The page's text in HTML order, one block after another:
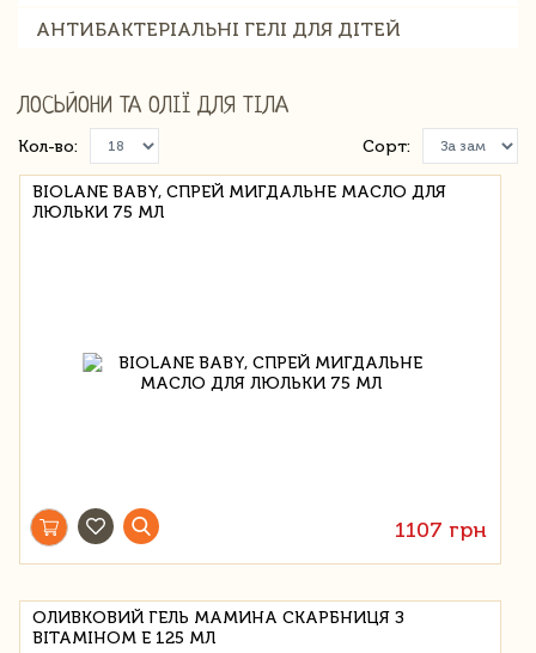
АНТИБАКТЕРІАЛЬНІ ГЕЛІ ДЛЯ ДІТЕЙ
ЛОСЬЙОНИ ТА ОЛІЇ ДЛЯ ТІЛА
Кол-во: Сорт:
BIOLANE BABY, СПРЕЙ МИГДАЛЬНЕ МАСЛО ДЛЯ
ЛЮЛЬКИ 75 МЛ
1107 грн
ОЛИВКОВИЙ ГЕЛЬ МАМИНА СКАРБНИЦЯ З
ВІТАМІНОМ Е 125 МЛ